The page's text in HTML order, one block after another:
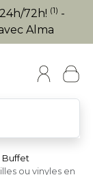
72h! (1) -
Alma
Buffet
ou vinyles en